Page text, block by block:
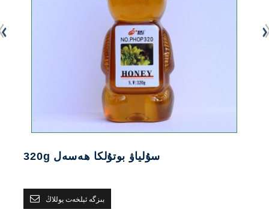
320g سۇلياۋ بوتۇلكا ھەسەل
بىزگە ئېلخەت يوللاڭ